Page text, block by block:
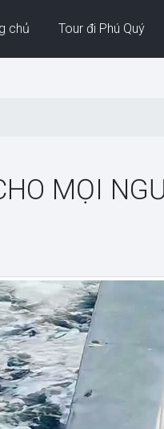
chủ Tour đi Phú Quý
MỌI